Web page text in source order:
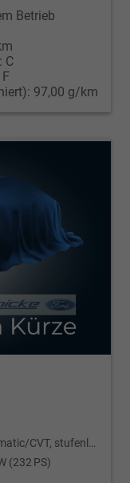
Betrieb
C
F
97,00 g/km
Variomatic/CVT, stufenlos
(232 PS)